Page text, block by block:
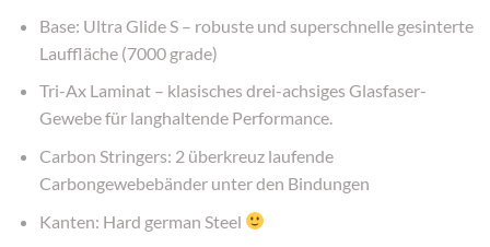
Base: Ultra Glide S – robuste und superschnelle gesinterte
Lauffläche (7000 grade)
Tri-Ax Laminat – klasisches drei-achsiges Glasfaser-
Gewebe für langhaltende Performance.
Carbon Stringers: 2 überkreuz laufende
Carbongewebebänder unter den Bindungen
Kanten: Hard german Steel